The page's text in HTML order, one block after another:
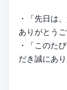
・「先日は
ありがとう
・「このた
だき誠にあ